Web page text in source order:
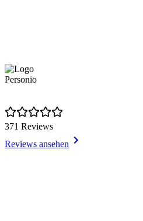
Personio
371 Reviews
Reviews ansehen